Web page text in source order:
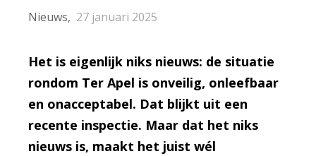
Nieuws 27 januari 2025
Het is eigenlijk niks nieuws: de situatie
rondom Ter Apel is onveilig, onleefbaar
en onacceptabel. Dat blijkt uit een
recente inspectie. Maar dat het niks
nieuws is, maakt het juist wél